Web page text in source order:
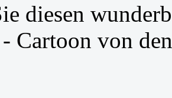
diesen
Cartoon von